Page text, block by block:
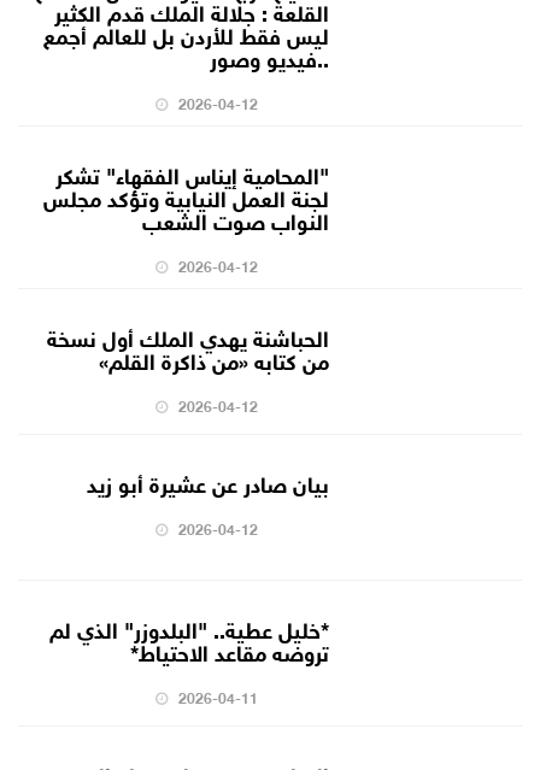
القلعة : جلالة الملك قدم الكثير
ليس فقط للأردن بل للعالم أجمع
..فيديو وصور
2026-04-12
"المحامية إيناس الفقهاء" تشكر
لجنة العمل النيابية وتؤكد مجلس
النواب صوت الشعب
2026-04-12
الحباشنة يهدي الملك أول نسخة
من كتابه «من ذاكرة القلم»
2026-04-12
بيان صادر عن عشيرة أبو زيد
2026-04-12
*خليل عطية.. "البلدوزر" الذي لم
تروضه مقاعد الاحتياط*
2026-04-11